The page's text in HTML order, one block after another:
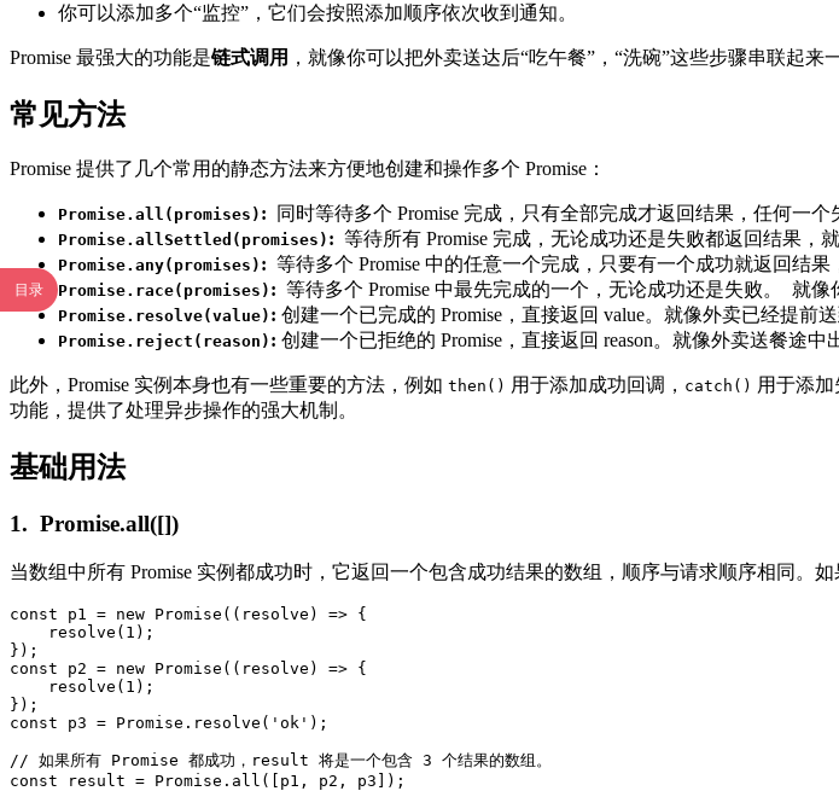
目录
你可以添加多个“监控”，它们会按照添加顺序依次收到通知。
Promise 最强大的功能是链式调用 ，就像你可以把外卖送达后“吃午餐”，“洗碗”这些步骤串联起
常见方法
Promise 提供了几个常用的静态方法来方便地创建和操作多个 Promise：
Promise.all(promises) : 同时等待多个 Promise 完成，只有全部完成才返回结果，任何一
Promise.allSettled(promises) : 等待所有 Promise 完成，无论成功还是失败都返回结果，
Promise.any(promises) : 等待多个 Promise 中的任意一个完成，只要有一个成功就返回结
Promise.race(promises) : 等待多个 Promise 中最先完成的一个，无论成功还是失败。 就
Promise.resolve(value) : 创建一个已完成的 Promise，直接返回 value。就像外卖已经提前送
Promise.reject(reason) : 创建一个已拒绝的 Promise，直接返回 reason。就像外卖送餐途中
此外，Promise 实例本身也有一些重要的方法，例如 then() 用于添加成功回调， catch() 用于添加
功能，提供了处理异步操作的强大机制。
基础用法
1. Promise.all([])
当数组中所有 Promise 实例都成功时，它返回一个包含成功结果的数组，顺序与请求顺序相同。如
const p1 = new Promise((resolve) => {
resolve(1);
});
const p2 = new Promise((resolve) => {
resolve(1);
});
const p3 = Promise.resolve('ok');
// 如果所有 Promise 都成功，result 将是一个包含 3 个结果的数组。
const result = Promise.all([p1, p2, p3]);